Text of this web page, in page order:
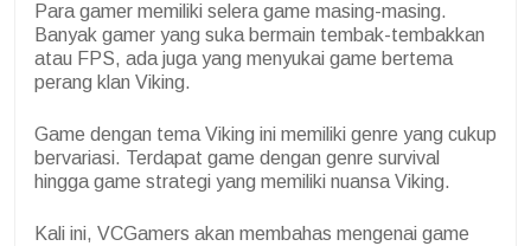
Para gamer memiliki selera game masing-masing.
Banyak gamer yang suka bermain tembak-tembakkan
atau FPS, ada juga yang menyukai game bertema
perang klan Viking.
Game dengan tema Viking ini memiliki genre yang cukup
bervariasi. Terdapat game dengan genre survival
hingga game strategi yang memiliki nuansa Viking.
Kali ini, VCGamers akan membahas mengenai game